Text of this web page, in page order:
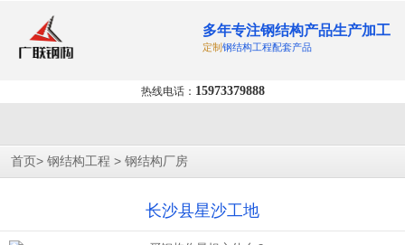
多年专注钢结构产品生产加工
定制钢结构工程配套产品
热线电话： 15973379888
首页> 钢结构工程 > 钢结构厂房
长沙县星沙工地